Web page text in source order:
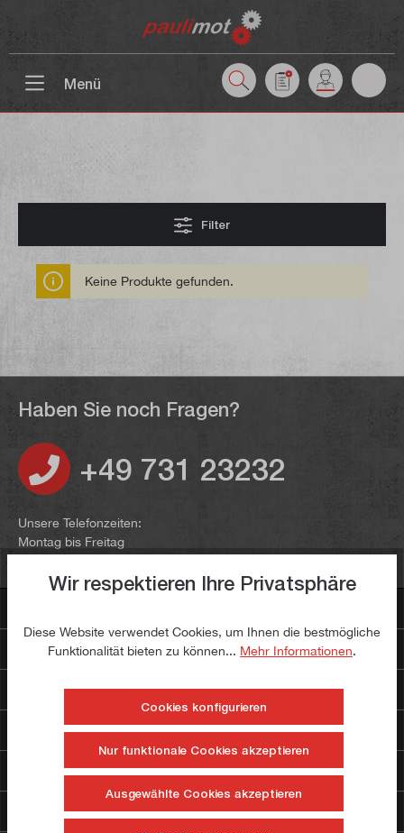
Menü
Filter
Keine Produkte gefunden.
Haben Sie noch Fragen?
+49 731 23232
Unsere Telefonzeiten:
Montag bis Freitag
Zahlungsarten
Noch mehr paulimot
Service
Unternehmen
Weiterführende Links
Wir respektieren Ihre Privatsphäre
Diese Website verwendet Cookies, um Ihnen die bestmögliche
Funktionalität bieten zu können... Mehr Informationen.
Cookies konfigurieren
Nur funktionale Cookies akzeptieren
Ausgewählte Cookies akzeptieren